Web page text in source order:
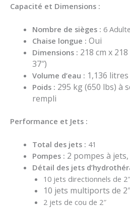
Capacité et Dimensions :
Nombre de sièges : 6
Chaise longue : Oui
Dimensions : 218 cm x 218
37″)
Volume d’eau : 1,136
Poids : 295 kg (650 lbs) à
rempli
Performance et Jets :
Total des jets : 41
Pompes : 2 pompes à jets,
Détail des jets
10 jets directionnels de 2″
10 jets multiports de 2″
2 jets de cou de 2″